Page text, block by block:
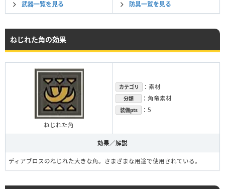
武器一覧を見る 防具一覧を見る
ねじれた角の効果
ねじれた角
カテゴリ ：素材
分類 ：角竜素材
装備pts ：5
効果／解説
ディアブロスのねじれた大きな角。さまざまな用途で使用されている。